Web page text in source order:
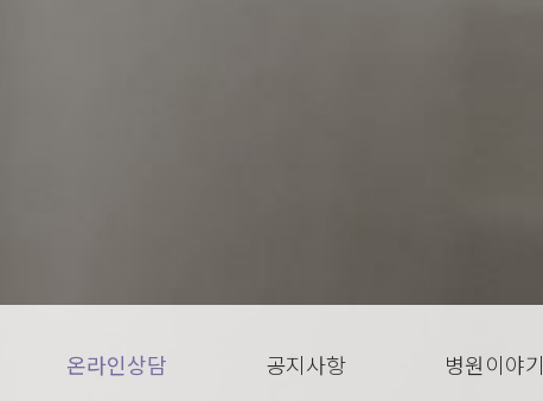
온라인상담 공지사항 병원이야기